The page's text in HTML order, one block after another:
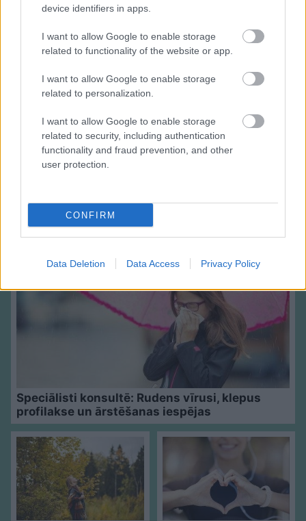
device identifiers in apps.
I want to allow Google to enable storage
related to functionality of the website or app.
I want to allow Google to enable storage
related to personalization.
I want to allow Google to enable storage
related to security, including authentication
functionality and fraud prevention, and other
user protection.
CONFIRM
Data Deletion Data Access Privacy Policy
kaimiņvalsts praktiski atteikusies no
Krievijas naftas iepirkšanas
Šīm3 zodiaka zīmēm augusts būs īsts
murgs – esi gatavs jau tagad!
Lasīt citas ziņas
Speciālisti konsultē: Rudens vīrusi, klepus
profilakse un ārstēšanas iespējas